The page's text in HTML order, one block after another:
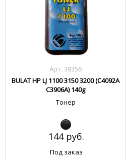
Арт. 38356
BULAT HP LJ 1100 3150 3200 (C4092A
C3906A) 140g
Тонер
144 руб.
Под заказ